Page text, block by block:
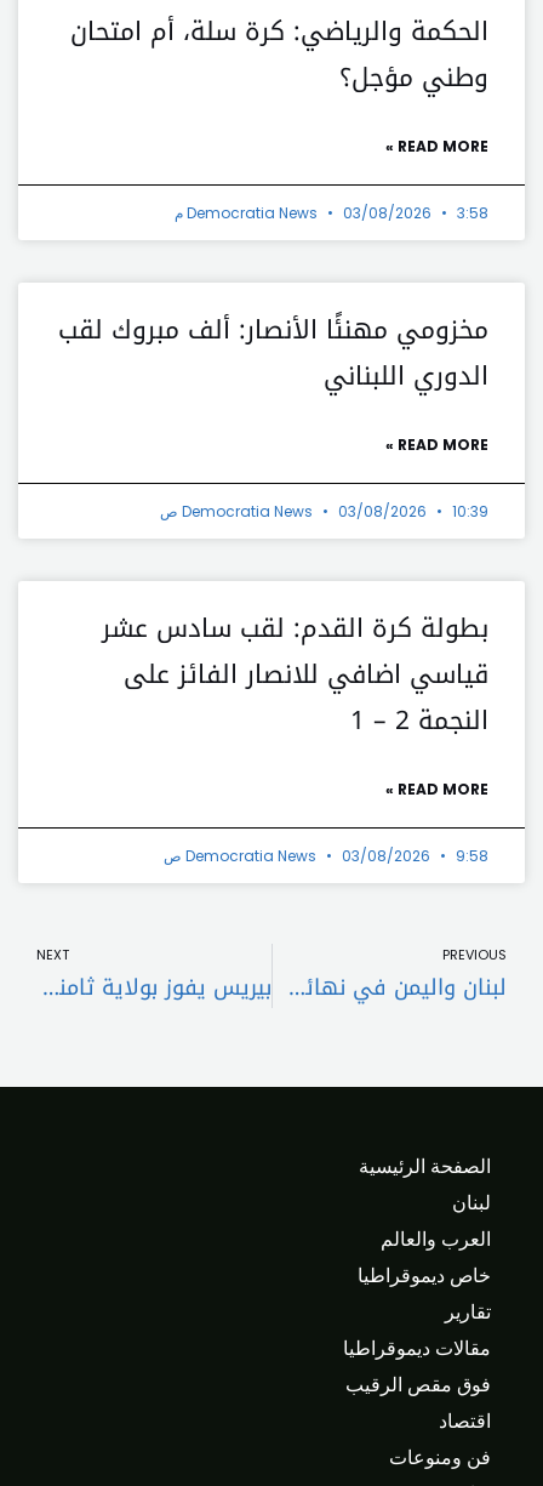
الحكمة والرياضي: كرة سلة، أم امتحان
وطني مؤجل؟
READ MORE »
Democratia News 03/08/2026 3:58 م
مخزومي مهنئًا الأنصار: ألف مبروك لقب
الدوري اللبناني
READ MORE »
Democratia News 03/08/2026 10:39 ص
بطولة كرة القدم: لقب سادس عشر
قياسي اضافي للانصار الفائز على
النجمة 2 – 1
READ MORE »
Democratia News 03/08/2026 9:58 ص
PREVIOUS
لبنان واليمن في نهائي التأهل إلى كأس آسيا 2027… مواجهة الحسم في الدوحة
NEXT
بيريس يفوز بولاية ثامنة على رأس ريال مدريد حتى 2030
الصفحة الرئيسية
لبنان
العرب والعالم
خاص ديموقراطيا
تقارير
مقالات ديموقراطيا
فوق مقص الرقيب
اقتصاد
فن ومنوعات